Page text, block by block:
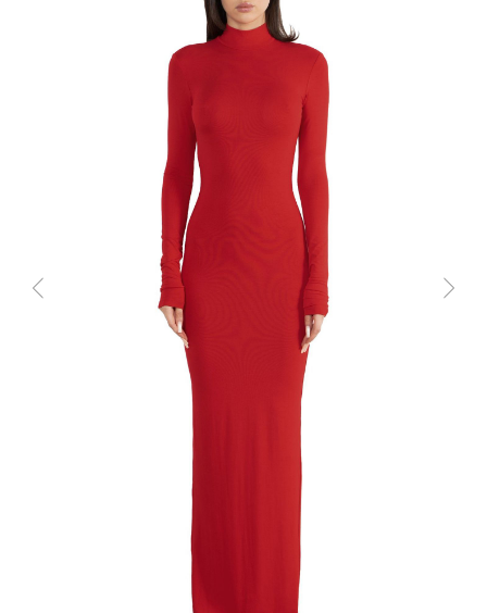
info@moysha.com
Подписаться на рассылку